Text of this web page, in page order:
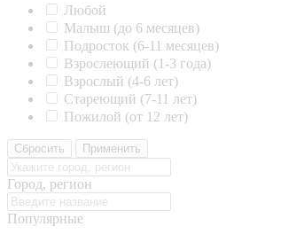
Любой
Малыш (до 6 месяцев)
Подросток (6-11 месяцев)
Взрослеющий (1-3 года)
Взрослый (4-6 лет)
Стареющий (7-11 лет)
Пожилой (от 12 лет)
Сбросить Применить
Город, регион
Популярные